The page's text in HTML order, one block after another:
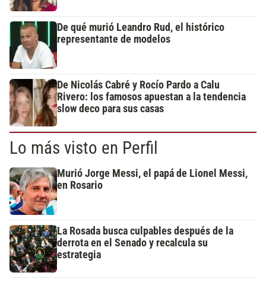
De qué murió Leandro Rud, el histórico
representante de modelos
De Nicolás Cabré y Rocío Pardo a Calu
Rivero: los famosos apuestan a la tendencia
slow deco para sus casas
Lo más visto en Perfil
Murió Jorge Messi, el papá de Lionel Messi,
en Rosario
La Rosada busca culpables después de la
derrota en el Senado y recalcula su
estrategia